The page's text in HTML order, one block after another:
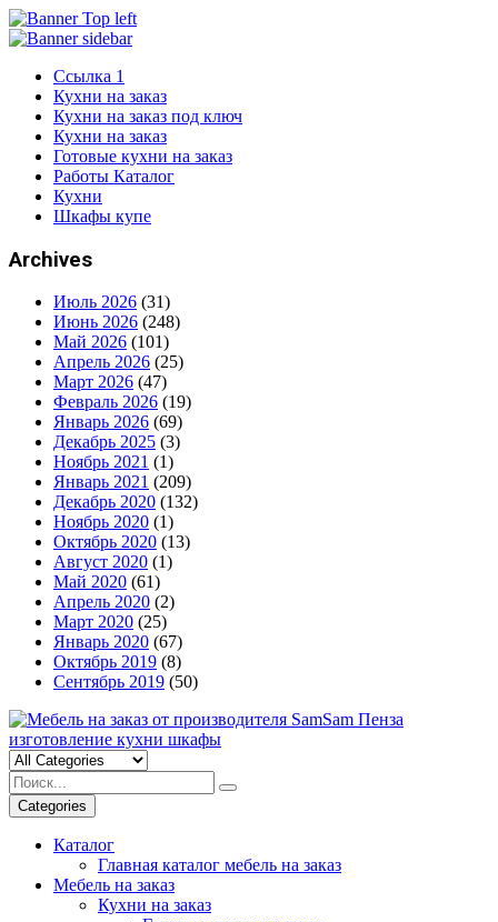
Ссылка 1
Кухни на заказ
Кухни на заказ под ключ
Кухни на заказ
Готовые кухни на заказ
Работы Каталог
Кухни
Шкафы купе
Archives
Июль 2026 (31)
Июнь 2026 (248)
Май 2026 (101)
Апрель 2026 (25)
Март 2026 (47)
Февраль 2026 (19)
Январь 2026 (69)
Декабрь 2025 (3)
Ноябрь 2021 (1)
Январь 2021 (209)
Декабрь 2020 (132)
Ноябрь 2020 (1)
Октябрь 2020 (13)
Август 2020 (1)
Май 2020 (61)
Апрель 2020 (2)
Март 2020 (25)
Январь 2020 (67)
Октябрь 2019 (8)
Сентябрь 2019 (50)
Categories
Каталог
Главная каталог мебель на заказ
Мебель на заказ
Кухни на заказ